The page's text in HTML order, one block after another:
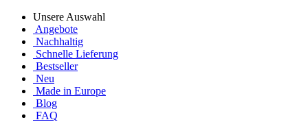
Unsere Auswahl
Angebote
Nachhaltig
Schnelle Lieferung
Bestseller
Neu
Made in Europe
Blog
FAQ